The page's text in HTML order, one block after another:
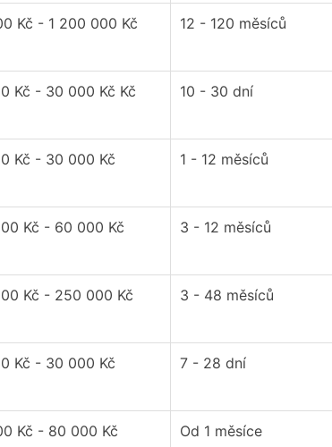
Kč - 1 200 000 Kč 12 - 120 měsíců
Kč - 30 000 Kč Kč 10 - 30 dní
Kč - 30 000 Kč 1 - 12 měsíců
Kč - 60 000 Kč 3 - 12 měsíců
Kč - 250 000 Kč 3 - 48 měsíců
Kč - 30 000 Kč 7 - 28 dní
Kč - 80 000 Kč Od 1 měsíce